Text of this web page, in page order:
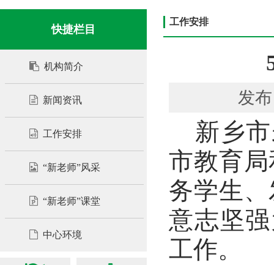
快捷栏目
机构简介
新闻资讯
工作安排
“新老师”风采
“新老师”课堂
中心环境
工作安排
发
新乡
市教育
务学生
意志坚
工作。